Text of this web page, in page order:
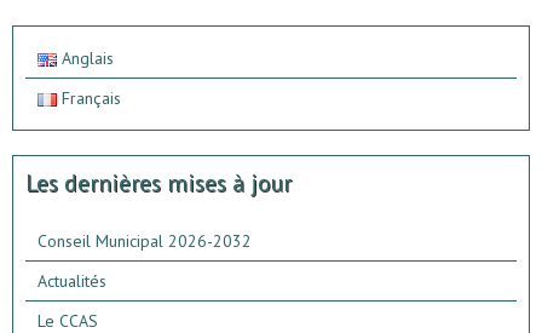
Anglais
Français
Les dernières mises à jour
Conseil Municipal 2026-2032
Actualités
Le CCAS